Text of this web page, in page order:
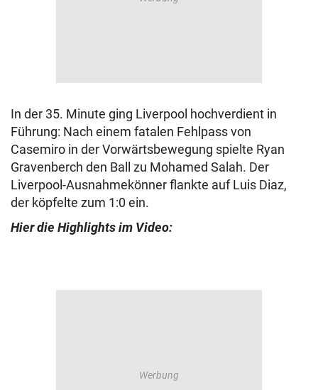
In der 35. Minute ging Liverpool hochverdient in
Führung: Nach einem fatalen Fehlpass von
Casemiro in der Vorwärtsbewegung spielte Ryan
Gravenberch den Ball zu Mohamed Salah. Der
Liverpool-Ausnahmekönner flankte auf Luis Diaz,
der köpfelte zum 1:0 ein.
Hier die Highlights im Video: